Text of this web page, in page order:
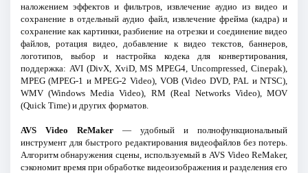
наложением эффектов и фильтров, извлечение аудио из видео и
сохранение в отдельный аудио файл, извлечение фрейма (кадра) и
сохранение как картинки, разбиение на отрезки и соединение видео
файлов, ротация видео, добавление к видео текстов, баннеров,
логотипов, выбор и настройка кодека для конвертирования,
поддержка: AVI (DivX, XviD, MS MPEG4, Uncompressed, Cinepak),
MPEG (MPEG-1 и MPEG-2 Video), VOB (Video DVD, PAL и NTSC),
WMV (Windows Media Video), RM (Real Networks Video), MOV
(Quick Time) и других форматов.
AVS Video ReMaker— удобный и полнофункциональный
инструмент для быстрого редактирования видеофайлов без потерь.
Алгоритм обнаружения сцены, используемый в AVS Video ReMaker,
сэкономит время при обработке видеоизображения и разделения его